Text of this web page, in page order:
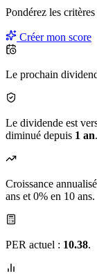
Pondérez les critères
Créer mon score
Le prochain
Le dividende est
diminué depuis 1 an.
Croissance
ans et 0% en 10 ans.
PER actuel : 10.38.